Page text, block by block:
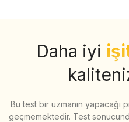
Daha iyi
Bu test bir uzmanın
geçmemektedir. Test